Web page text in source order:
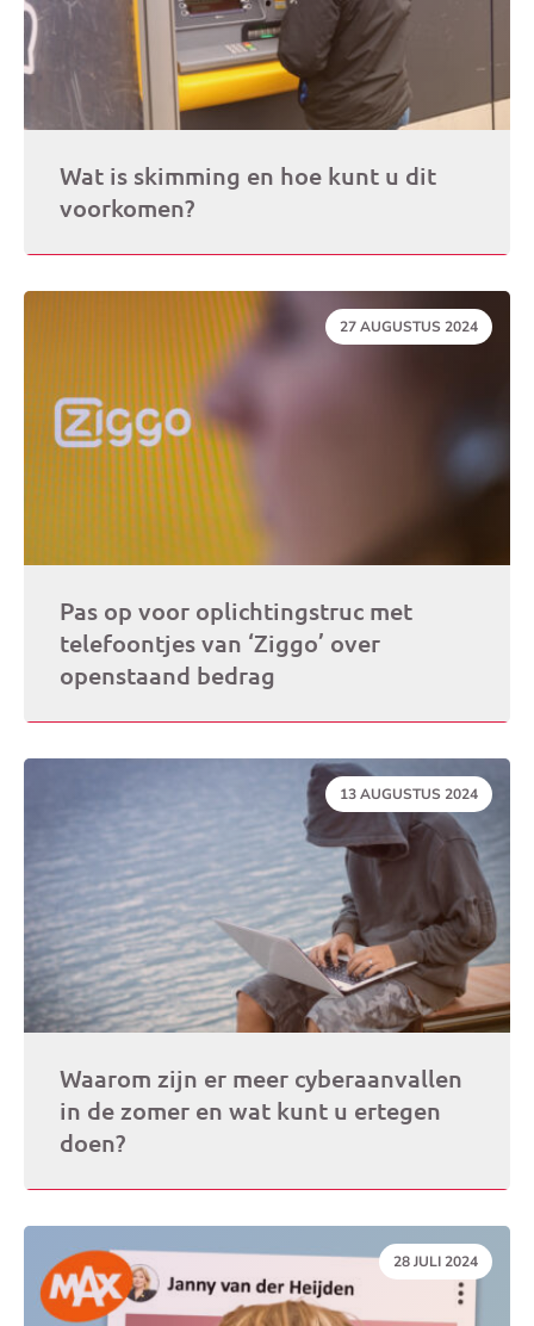
Wat is skimming en hoe kunt u dit
voorkomen?
DATUM:
27 AUGUSTUS 2024
Pas op voor oplichtingstruc met
telefoontjes van ‘Ziggo’ over
openstaand bedrag
DATUM:
13 AUGUSTUS 2024
Waarom zijn er meer cyberaanvallen
in de zomer en wat kunt u ertegen
doen?
DATUM:
28 JULI 2024